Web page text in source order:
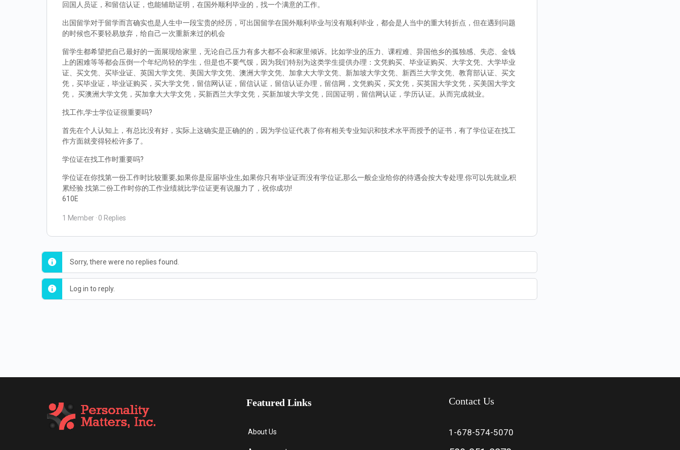
回国人员证，和留信认证，也能辅助证明，在国外顺利毕业的，找一个满意的工作。
出国留学对于留学而言确实也是人生中一段宝贵的经历，可出国留学在国外顺利毕业与没有顺利毕业，都会是人当中的重大转折点，但在遇到问题
的时候也不要轻易放弃，给自己一次重新来过的机会
留学生都希望把自己最好的一面展现给家里，无论自己压力有多大都不会和家里倾诉。比如学业的压力、课程难、异国他乡的孤独感、失恋、金钱
上的困难等等都会压倒一个年纪尚轻的学生，但是也不要气馁，因为我们特别为这类学生提供办理：文凭购买、毕业证购买、大学文凭、大学毕业
证、买文凭、买毕业证、英国大学文凭、美国大学文凭、澳洲大学文凭、加拿大大学文凭、新加坡大学文凭、新西兰大学文凭、教育部认证、买文
凭，买毕业证，毕业证购买，买大学文凭，留信网认证，留信认证，留信认证办理，留信网，文凭购买，买文凭，买英国大学文凭，买美国大学文
凭， 买澳洲大学文凭，买加拿大大学文凭，买新西兰大学文凭，买新加坡大学文凭，回国证明，留信网认证，学历认证。从而完成就业。
找工作,学士学位证很重要吗?
首先在个人认知上，有总比没有好，实际上这确实是正确的的，因为学位证代表了你有相关专业知识和技术水平而授予的证书，有了学位证在找工
作方面就变得轻松许多了。
学位证在找工作时重要吗?
学位证在你找第一份工作时比较重要,如果你是应届毕业生,如果你只有毕业证而没有学位证,那么一般企业给你的待遇会按大专处理.你可以先就业,积
累经验.找第二份工作时你的工作业绩就比学位证更有说服力了，祝你成功!
610E
1 Member · 0 Replies
Sorry, there were no replies found.
Log in to reply.
Featured Links
About Us
Contact Us
1-678-574-5070